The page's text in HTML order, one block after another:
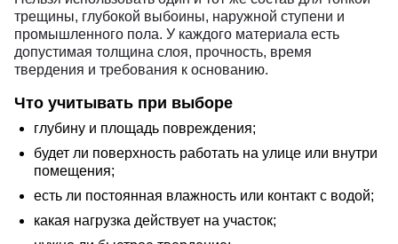
трещины, глубокой выбоины, наружной ступени и
промышленного пола. У каждого материала есть
допустимая толщина слоя, прочность, время
твердения и требования к основанию.
Что учитывать при выборе
глубину и площадь повреждения;
будет ли поверхность работать на улице или внутри
помещения;
есть ли постоянная влажность или контакт с водой;
какая нагрузка действует на участок;